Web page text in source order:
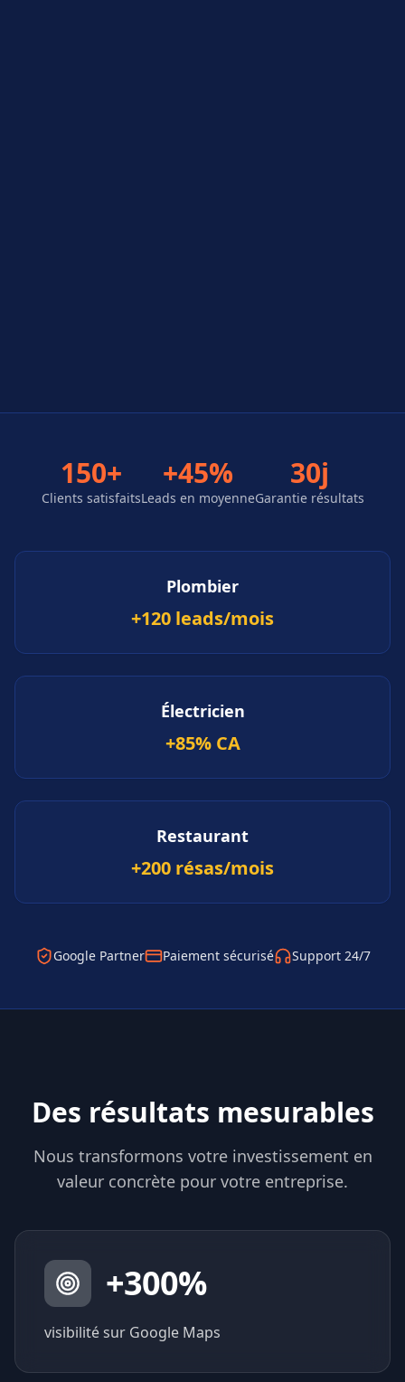
150+
Clients satisfaits
+45%
Leads en moyenne
30j
Garantie résultats
Plombier
+120 leads/mois
Électricien
+85% CA
Restaurant
+200 résas/mois
Google Partner Paiement sécurisé Support 24/7
Des résultats mesurables
Nous transformons votre investissement en
valeur concrète pour votre entreprise.
+300%
visibilité sur Google Maps